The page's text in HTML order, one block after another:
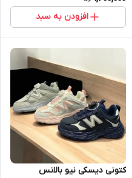
افزودن به سبد
کتونی دیسکی نیو بالانس